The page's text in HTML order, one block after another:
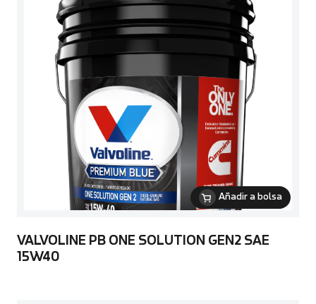
Añadir a bolsa
VALVOLINE PB ONE SOLUTION GEN2 SAE
15W40